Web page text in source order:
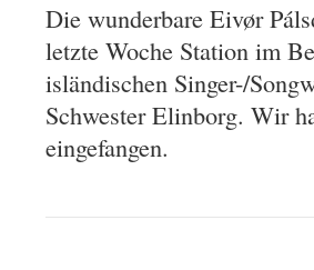
Die wunderbare Eivør
letzte Woche Station im
isländischen Singer-/
Schwester Elinborg. Wir
eingefangen.